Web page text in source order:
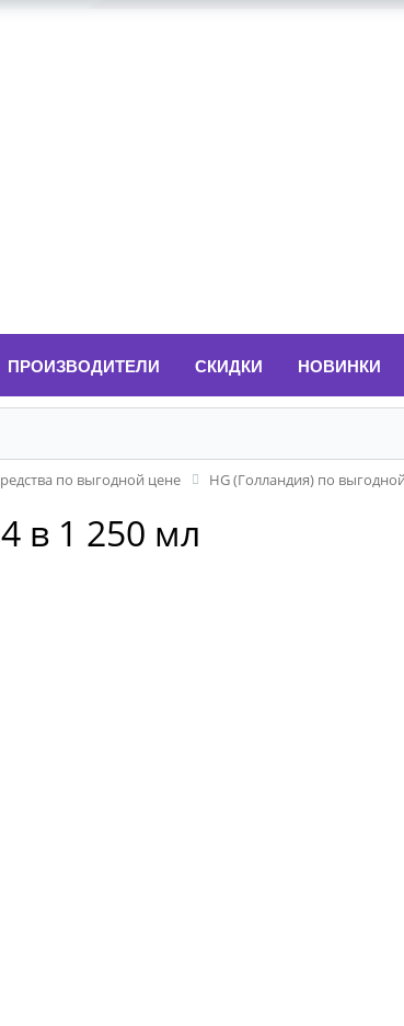
ПРОИЗВОДИТЕЛИ СКИДКИ НОВИНКИ
по выгодной цене HG (Голландия) по
в 1 250 мл